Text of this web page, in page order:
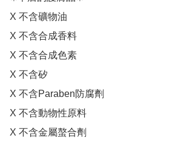
X 不含礦物油
X 不含合成香料
X 不含合成色素
X 不含矽
X 不含Paraben防腐劑
X 不含動物性原料
X 不含金屬螯合劑